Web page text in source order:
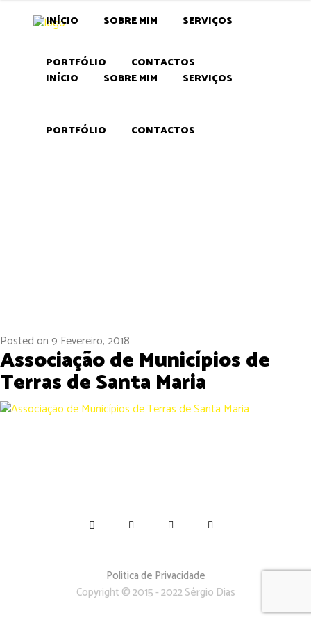
INÍCIO SOBRE MIM SERVIÇOS
PORTFÓLIO CONTACTOS
INÍCIO SOBRE MIM SERVIÇOS
PORTFÓLIO CONTACTOS
Associação de
Posted on9 Fevereiro, 2018
Associação de Municípios de
Terras de Santa Maria
Política de Privacidade
Copyright © 2015 - 2022 Sérgio Dias